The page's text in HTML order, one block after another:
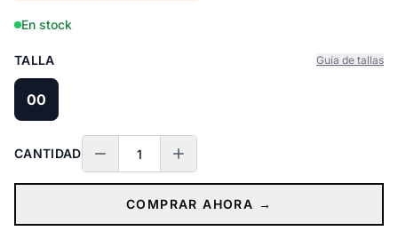
En stock
TALLA Guía de tallas
00
CANTIDAD
COMPRAR AHORA →